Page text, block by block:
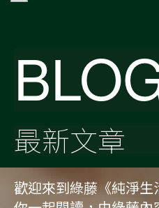
最新文章
歡迎來到綠藤《純淨